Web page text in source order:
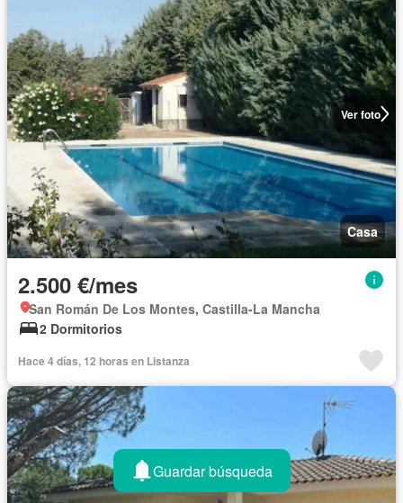
Ver foto
Casa
2.500 €/mes
San Román De Los Montes, Castilla-La Mancha
2 Dormitorios
Hace 4 días, 12 horas en Listanza
Guardar búsqueda